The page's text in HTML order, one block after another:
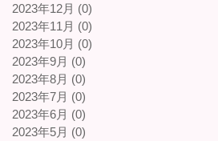
2023年12月 (0)
2023年11月 (0)
2023年10月 (0)
2023年9月 (0)
2023年8月 (0)
2023年7月 (0)
2023年6月 (0)
2023年5月 (0)